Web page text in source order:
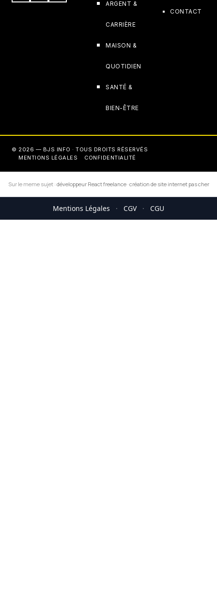
ARGENT &
CARRIÈRE
MAISON &
QUOTIDIEN
SANTÉ &
BIEN-ÊTRE
CONTACT
© 2026 — BJS INFO · TOUS DROITS RÉSERVÉS
MENTIONS LÉGALES
CONFIDENTIALITÉ
Sur le meme sujet : développeur React freelance·création de site internet pas cher
Mentions Légales · CGV · CGU